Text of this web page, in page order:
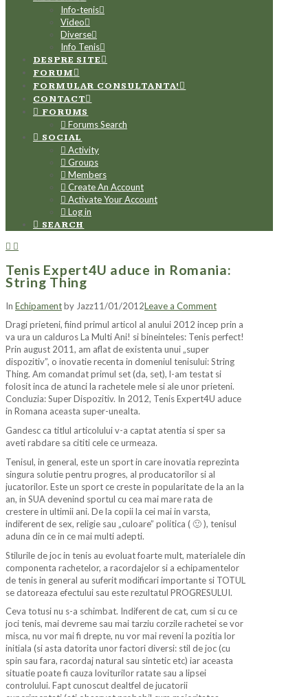
Info-tenis
Video
Diverse
Info Tenis
DESPRE SITE
FORUM
FORMULAR CONSULTANTA!
CONTACT
FORUMS
Forums Search
SOCIAL
Activity
Groups
Members
Create An Account
Activate Your Account
Log in
SEARCH
Tenis Expert4U aduce in Romania:
String Thing
In Echipamentby Jazz11/01/2012Leave a Comment
Dragi prieteni, fiind primul articol al anului 2012 incep prin a
va ura un calduros La Multi Ani! si bineinteles: Tenis perfect!
Prin august 2011, am aflat de existenta unui „super
dispozitiv”, o inovatie recenta in domeniul tenisului: String
Thing. Am comandat primul set (da, set), l-am testat si
folosit inca de atunci la rachetele mele si ale unor prieteni.
Concluzia: Super Dispozitiv. In 2012, Tenis Expert4U aduce
in Romana aceasta super-unealta.
Gandesc ca titlul articolului v-a captat atentia si sper sa
aveti rabdare sa cititi cele ce urmeaza.
Tenisul, in general, este un sport in care inovatia reprezinta
singura solutie pentru progres, al producatorilor si al
jucatorilor. Este un sport ce creste in popularitate de la an la
an, in SUA devenind sportul cu cea mai mare rata de
crestere in ultimii ani. De la copii la cei mai in varsta,
indiferent de sex, religie sau „culoare” politica ( 🙂 ), tenisul
aduna din ce in ce mai multi adepti.
Stilurile de joc in tenis au evoluat foarte mult, materialele din
componenta rachetelor, a racordajelor si a echipamentelor
de tenis in general au suferit modificari importante si TOTUL
se datoreaza efectului sau este rezultatul PROGRESULUI.
Ceva totusi nu s-a schimbat. Indiferent de cat, cum si cu ce
joci tenis, mai devreme sau mai tarziu corzile rachetei se vor
misca, nu vor mai fi drepte, nu vor mai reveni la pozitia lor
initiala (si asta datorita unor factori diversi: stil de joc (cu
spin sau fara, racordaj natural sau sintetic etc) iar aceasta
situatie poate fi cauza loviturilor ratate sau a lipsei
controlului. Fapt cunoscut dealtfel de jucatorii